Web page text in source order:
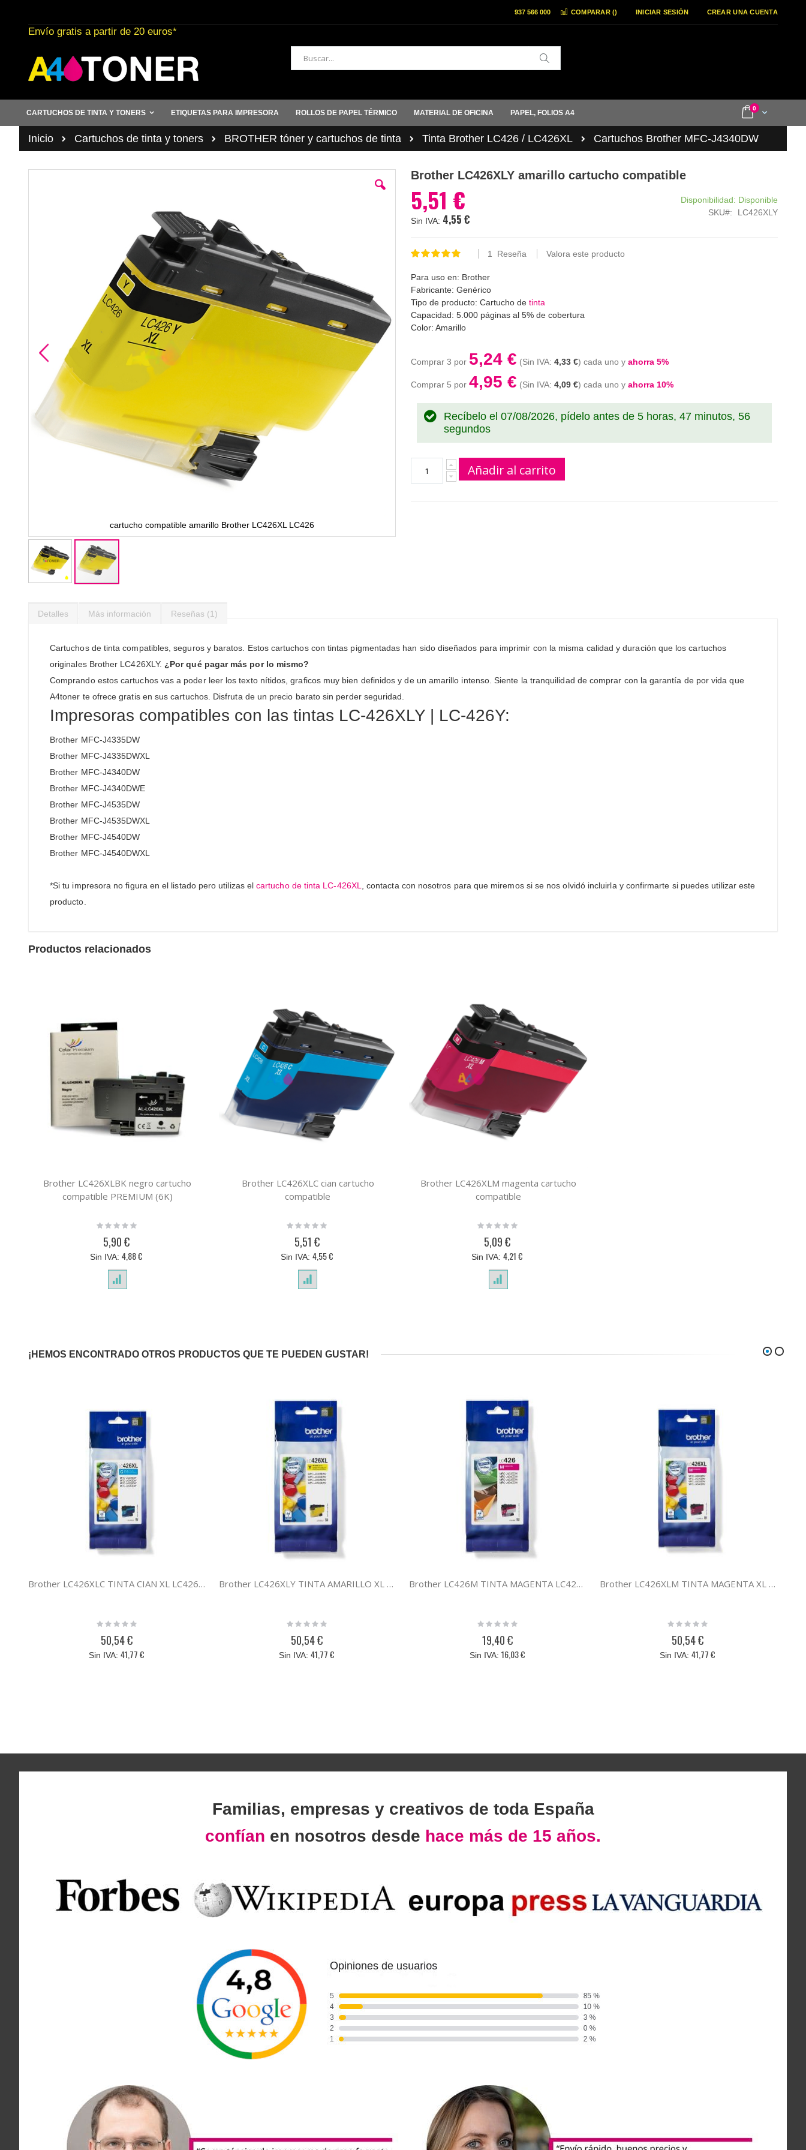
al
contenido
COMPARAR () INICIAR SESIÓN CREAR UNA CUENTA
937 566 000
Envío gratis a partir de 20 euros*
Buscar
Cart
0items
CARTUCHOS DE TINTA Y TONERS ETIQUETAS PARA IMPRESORA ROLLOS DE PAPEL TÉRMICO MATERIAL DE OFICINA PAPEL, FOLIOS A4
Inicio Cartuchos de tinta y toners BROTHER tóner y cartuchos de tinta Tinta Brother LC426 / LC426XL Cartuchos Brother MFC-J4340DW
cartucho compatible amarillo Brother LC426XL LC426
comienzo
galería
imágenes
Brother LC426XLY amarillo cartucho compatible
5,51 €
4,55 €
Disponibilidad: Disponible
SKU
LC426XLY
Valoración:
1 Reseña Valora este producto
Para uso en: Brother
Fabricante: Genérico
Tipo de producto: Cartucho de tinta
Capacidad: 5.000 páginas al 5% de cobertura
Color: Amarillo
Comprar 3 por 5,24 € 4,33 € cada uno y ahorra 5%
Comprar 5 por 4,95 € 4,09 € cada uno y ahorra 10%
Recíbelo el 07/08/2026, pídelo antes de 5 horas, 47 minutos, 55
segundos
Añadir al carrito
Detalles
Cartuchos de tinta compatibles, seguros y baratos. Estos cartuchos con tintas pigmentadas han sido diseñados para imprimir con la misma calidad y duración que los cartuchos
originales Brother LC426XLY. ¿Por qué pagar más por lo mismo?
Comprando estos cartuchos vas a poder leer los texto nítidos, graficos muy bien definidos y de un amarillo intenso. Siente la tranquilidad de comprar con la garantía de por vida que
A4toner te ofrece gratis en sus cartuchos. Disfruta de un precio barato sin perder seguridad.
Impresoras compatibles con las tintas LC-426XLY | LC-426Y:
Brother MFC-J4335DW
Brother MFC-J4335DWXL
Brother MFC-J4340DW
Brother MFC-J4340DWE
Brother MFC-J4535DW
Brother MFC-J4535DWXL
Brother MFC-J4540DW
Brother MFC-J4540DWXL
*Si tu impresora no figura en el listado pero utilizas elcartucho de tinta LC-426XL
, contacta con nosotros para que miremos si se nos olvidó incluirla y confirmarte si puedes utilizar este
producto.
Más información Reseñas 1
Productos relacionados
Brother LC426XLBK negro cartucho
compatible PREMIUM (6K)
Rating:
5,90 €
4,88 €
Brother LC426XLC cian cartucho
compatible
Rating:
5,51 €
4,55 €
Brother LC426XLM magenta cartucho
compatible
Rating:
5,09 €
4,21 €
¡HEMOS ENCONTRADO OTROS PRODUCTOS QUE TE PUEDEN GUSTAR!
Brother LC426XLC TINTA CIAN XL LC426XLC
Rating:
50,54 €
41,77 €
Brother LC426XLY TINTA AMARILLO XL LC426XLY
Rating:
50,54 €
41,77 €
Brother LC426M TINTA MAGENTA LC426M
Rating:
19,40 €
16,03 €
Brother LC426XLM TINTA MAGENTA XL LC426XLM
Rating:
50,54 €
41,77 €
Familias, empresas y creativos de toda España
confían en nosotros desde hace más de 15 años.